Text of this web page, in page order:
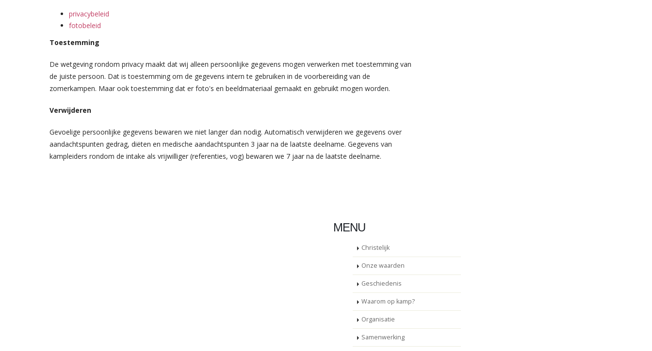
privacybeleid
fotobeleid
Toestemming
De wetgeving rondom privacy maakt dat wij alleen persoonlijke gegevens mogen verwerken met toestemming van
de juiste persoon. Dat is toestemming om de gegevens intern te gebruiken in de voorbereiding van de
zomerkampen. Maar ook toestemming dat er foto's en beeldmateriaal gemaakt en gebruikt mogen worden.
Verwijderen
Gevoelige persoonlijke gegevens bewaren we niet langer dan nodig. Automatisch verwijderen we gegevens over
aandachtspunten gedrag, diëten en medische aandachtspunten 3 jaar na de laatste deelname. Gegevens van
kampleiders rondom de intake als vrijwilliger (referenties, vog) bewaren we 7 jaar na de laatste deelname.
MENU
Christelijk
Onze waarden
Geschiedenis
Waarom op kamp?
Organisatie
Samenwerking